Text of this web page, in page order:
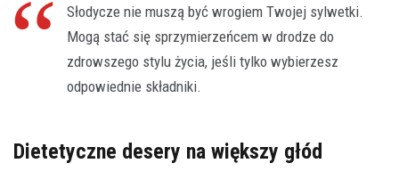
Słodycze nie muszą być wrogiem Twojej sylwetki.
Mogą stać się sprzymierzeńcem w drodze do
zdrowszego stylu życia, jeśli tylko wybierzesz
odpowiednie składniki.
Dietetyczne desery na większy głód